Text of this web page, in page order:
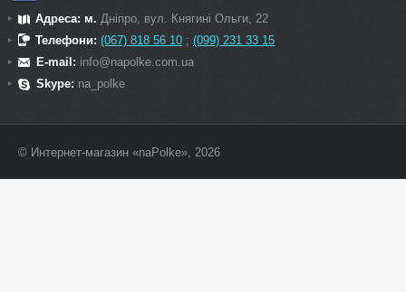
Адреса: м. Дніпро, вул. Княгині Ольги, 22
Телефони: (067) 818 56 10 ; (099) 231 33 15
E-mail: info@napolke.com.ua
Skype: na_polke
© Интернет-магазин «naPolke», 2026